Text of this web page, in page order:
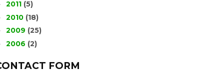
2011 (5)
2010 (18)
2009 (25)
2006 (2)
FORM